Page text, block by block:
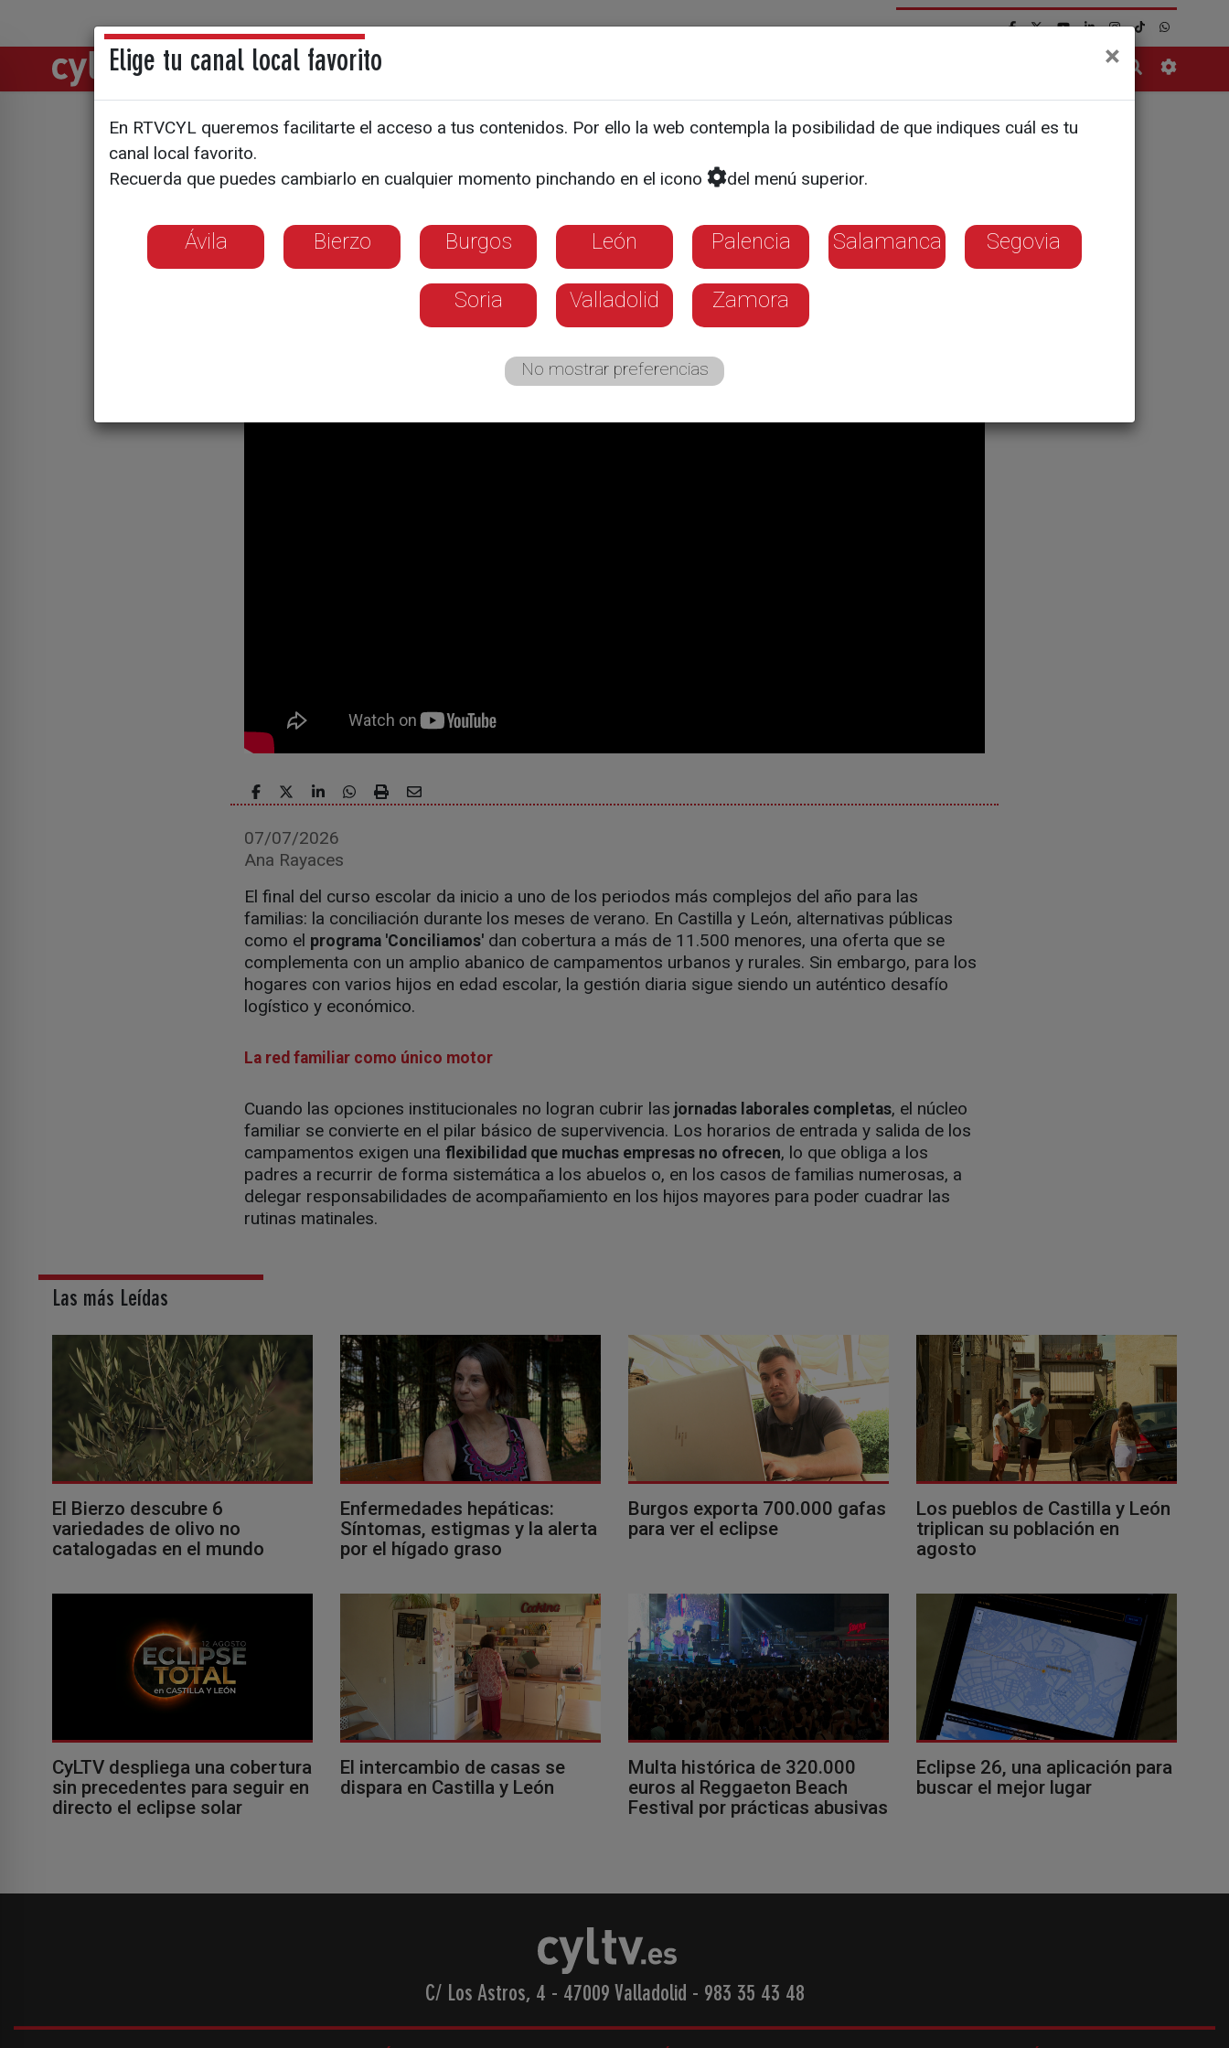
Directos Noticias
El encaje de bolillos de la conciliación estival:
"Más que conciliación, es una complicación"
Las familias numerosas multiplican sus dificultades en verano ante la rigidez
de horarios, los costes de los campamentos y la dependencia de la red
07/07/2026
Ana Rayaces
El final del curso escolar da inicio a uno de los periodos más complejos del año para las
familias: la conciliación durante los meses de verano. En Castilla y León, alternativas públicas
como el programa 'Conciliamos' dan cobertura a más de 11.500 menores, una oferta que se
complementa con un amplio abanico de campamentos urbanos y rurales. Sin embargo, para los
hogares con varios hijos en edad escolar, la gestión diaria sigue siendo un auténtico desafío
logístico y económico.
La red familiar como único motor
Cuando las opciones institucionales no logran cubrir las jornadas laborales completas, el núcleo
familiar se convierte en el pilar básico de supervivencia. Los horarios de entrada y salida de los
campamentos exigen una flexibilidad que muchas empresas no ofrecen, lo que obliga a los
padres a recurrir de forma sistemática a los abuelos o, en los casos de familias numerosas, a
delegar responsabilidades de acompañamiento en los hijos mayores para poder cuadrar las
rutinas matinales.
Las más Leídas
El Bierzo descubre 6
variedades de olivo no
catalogadas en el mundo
Enfermedades hepáticas:
Síntomas, estigmas y la alerta
por el hígado graso
Burgos exporta 700.000 gafas
para ver el eclipse
Los pueblos de Castilla y León
triplican su población en
agosto
CyLTV despliega una cobertura
sin precedentes para seguir en
directo el eclipse solar
El intercambio de casas se
dispara en Castilla y León
Multa histórica de 320.000
euros al Reggaeton Beach
Festival por prácticas abusivas
Eclipse 26, una aplicación para
buscar el mejor lugar
C/ Los Astros, 4 - 47009 Valladolid - 983 35 43 48
Elige tu canal local favorito ×
En RTVCYL queremos facilitarte el acceso a tus contenidos. Por ello la web contempla la posibilidad de que indiques cuál es tu
canal local favorito.
Recuerda que puedes cambiarlo en cualquier momento pinchando en el icono
del menú superior.
Ávila Bierzo Burgos León Palencia Salamanca Segovia
Soria Valladolid Zamora
No mostrar preferencias